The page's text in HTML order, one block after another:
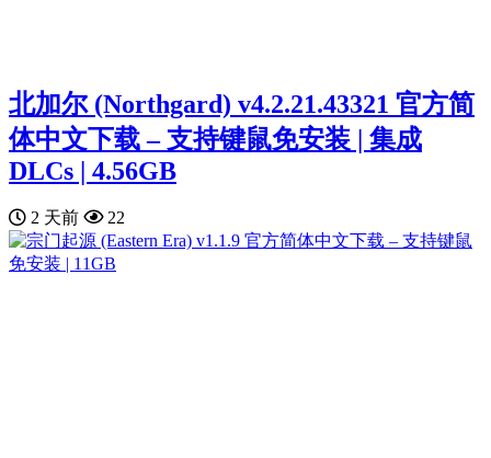
北加尔 (Northgard) v4.2.21.43321 官方简
体中文下载 – 支持键鼠免安装 | 集成
DLCs | 4.56GB
2 天前 22